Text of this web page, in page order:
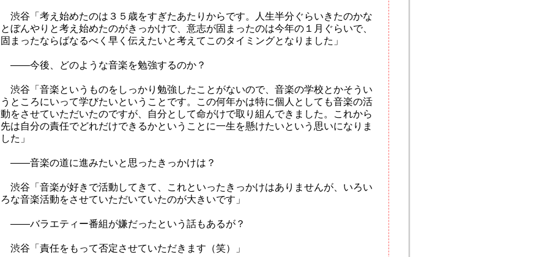
渋谷「考え始めたのは３５歳をすぎたあたりからです。人生半分ぐらいきたのかな
とぼんやりと考え始めたのがきっかけで、意志が固まったのは今年の１月ぐらいで、
固まったならばなるべく早く伝えたいと考えてこのタイミングとなりました」
――今後、どのような音楽を勉強するのか？
渋谷「音楽というものをしっかり勉強したことがないので、音楽の学校とかそうい
うところにいって学びたいということです。この何年かは特に個人としても音楽の活
動をさせていただいたのですが、自分として命がけで取り組んできました。これから
先は自分の責任でどれだけできるかということに一生を懸けたいという思いになりま
した」
――音楽の道に進みたいと思ったきっかけは？
渋谷「音楽が好きで活動してきて、これといったきっかけはありませんが、いろい
ろな音楽活動をさせていただいていたのが大きいです」
――バラエティー番組が嫌だったという話もあるが？
渋谷「責任をもって否定させていただきます（笑）」